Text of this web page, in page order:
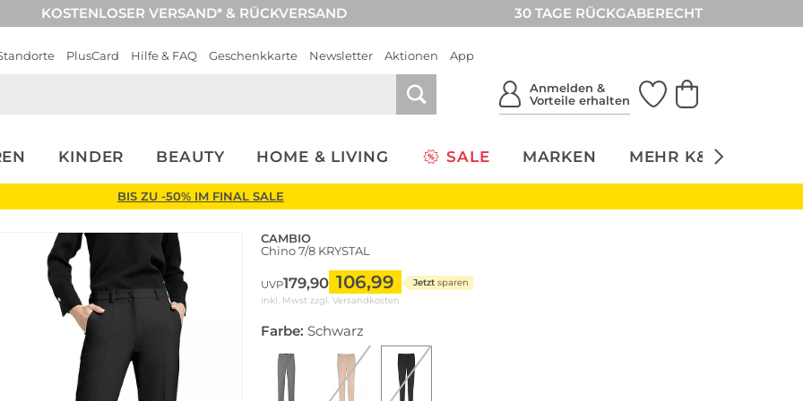
KOSTENLOSER VERSAND* & RÜCKVERSAND 30 TAGE RÜCKGABERECHT
PlusCard Hilfe & FAQ Geschenkkarte Newsletter Aktionen App
Anmelden &
Vorteile erhalten
KINDER BEAUTY HOME & LIVING SALE MARKEN MEHR K&Ö
BIS ZU -50% IM FINAL SALE
CAMBIO
Chino 7/8 KRYSTAL
UVP179,90 106,99 Jetzt sparen
inkl. Mwst zzgl. Versandkosten
Farbe: Schwarz